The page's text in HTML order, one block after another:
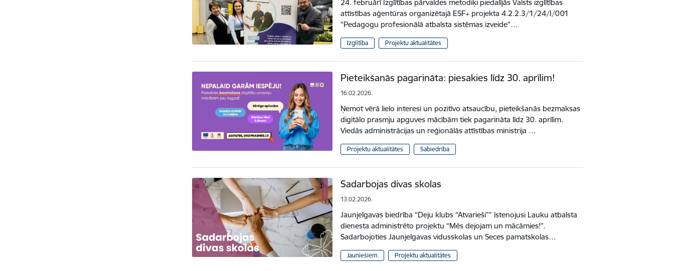
24. februārī Izglītības pārvaldes metodiķi piedalījās Valsts izglītības
attīstības aģentūras organizētajā ESF+ projekta 4.2.2.3/1/24/I/001
“Pedagogu profesionālā atbalsta sistēmas izveide”…
Izglītība Projektu aktualitātes
Pieteikšanās pagarināta: piesakies līdz 30. aprīlim!
16.02.2026.
Ņemot vērā lielo interesi un pozitīvo atsaucību, pieteikšanās bezmaksas
digitālo prasmju apguves mācībām tiek pagarināta līdz 30. aprīlim.
Viedās administrācijas un reģionālās attīstības ministrija …
Projektu aktualitātes Sabiedrība
Sadarbojas divas skolas
13.02.2026.
Jaunjelgavas biedrība “Deju klubs “Atvarieši”” īstenojusi Lauku atbalsta
dienesta administrēto projektu “Mēs dejojam un mācāmies!”.
Sadarbojoties Jaunjelgavas vidusskolas un Seces pamatskolas…
Jauniešiem Projektu aktualitātes